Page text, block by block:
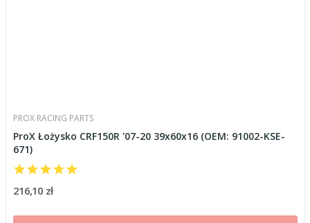
PROX RACING PARTS
ProX Łożysko CRF150R '07-20 39x60x16 (OEM: 91002-KSE-
671)
216,10 zł